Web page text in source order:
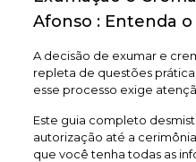
Afonso : Entenda o
A decisão de exumar e
repleta de questões
esse processo exige
Este guia completo
autorização até a
que você tenha todas as